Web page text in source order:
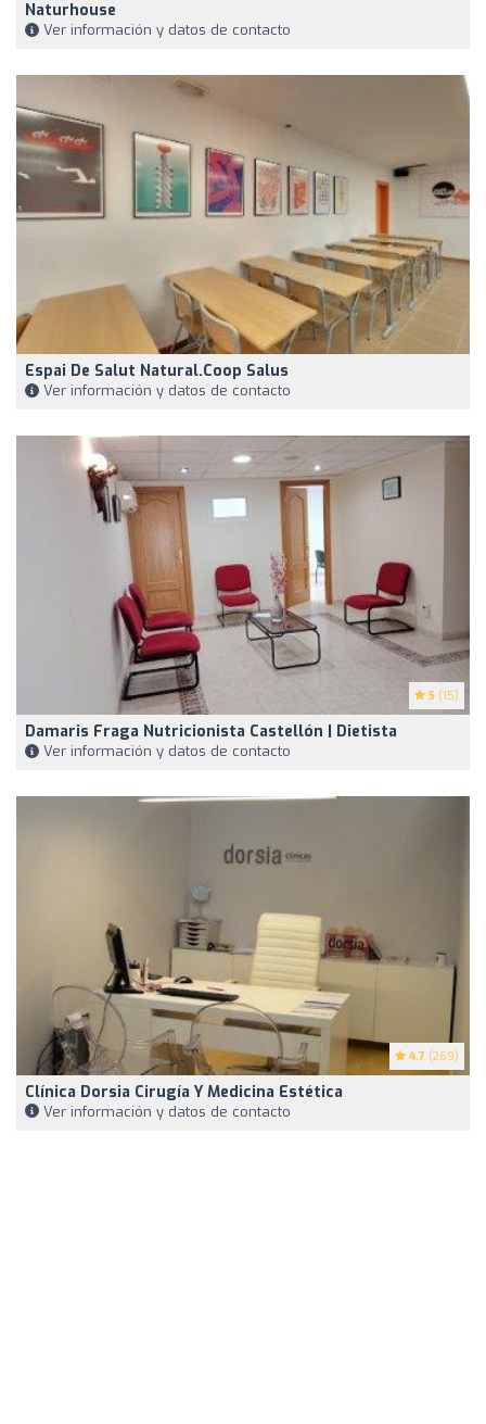
Naturhouse
Ver información y datos de contacto
Espai De Salut Natural.Coop Salus
Ver información y datos de contacto
5 (15)
Damaris Fraga Nutricionista Castellón | Dietista
Ver información y datos de contacto
4.7 (269)
Clínica Dorsia Cirugía Y Medicina Estética
Ver información y datos de contacto